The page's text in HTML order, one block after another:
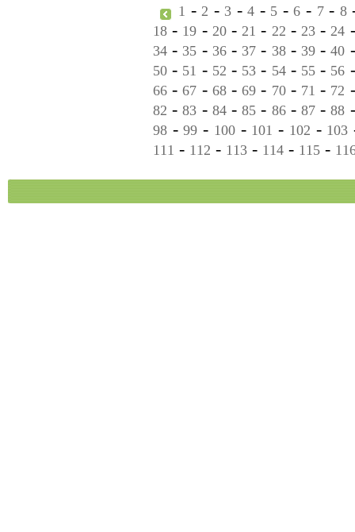
1 -2 - 3 -4 - 5 -6 - 7- 8
18 - 19 - 20-21 - 22 - 23-24
34 - 35 - 36- 37 - 38- 39-40
50 - 51 - 52 - 53 - 54- 55- 56
66 -67 - 68-69 - 70- 71 - 72
82 -83 - 84-85 - 86- 87-88
98 -99 - 100- 101 - 102 - 103
111 - 112 - 113 - 114 - 115 -